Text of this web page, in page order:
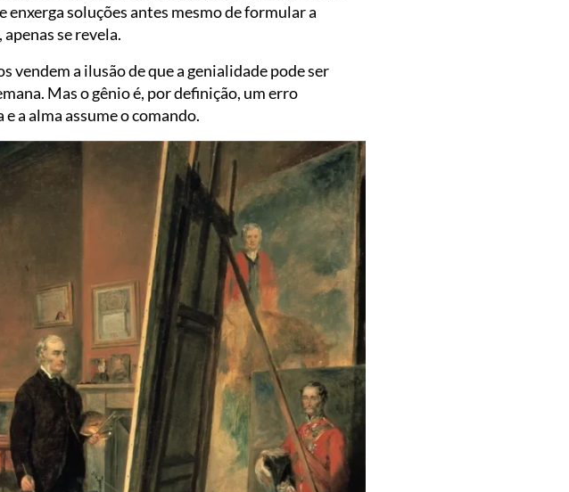
soluções antes mesmo de formular a
se revela.
vendem a ilusão de que a genialidade pode ser
Mas o gênio é, por definição, um erro
a alma assume o comando.